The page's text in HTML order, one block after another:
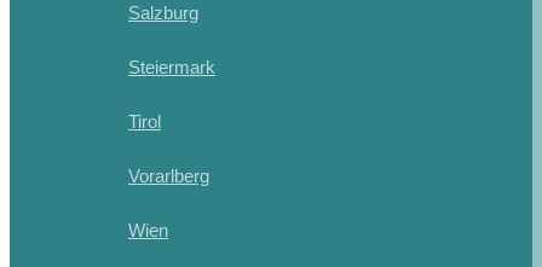
Salzburg
Steiermark
Tirol
Vorarlberg
Wien